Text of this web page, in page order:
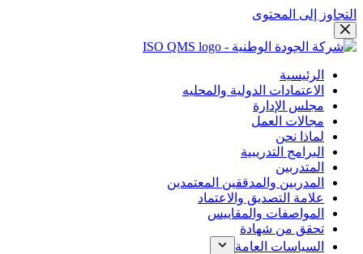
التجاوز إلى المحتوى
الرئيسية
الاعتمادات الدولية والمحليه
مجلس الإدارة
مجالات العمل
لماذا نحن
البرامج التدريبية
المتدربين
المدربين والمدققين المعتمدين
علامة التصديق والاعتماد
المواصفات والمقاييس
تحقق من شهادة
السياسات العامة